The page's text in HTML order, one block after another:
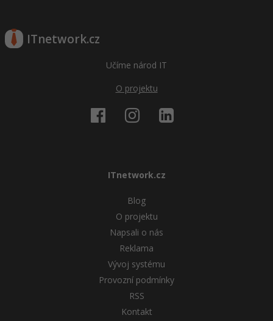
ITnetwork.cz
Učíme národ IT
O projektu
ITnetwork.cz
Blog
O projektu
Napsali o nás
Reklama
Vývoj systému
Provozní podmínky
RSS
Kontakt